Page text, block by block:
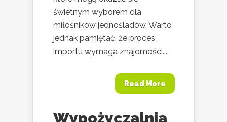
świetnym wyborem dla
miłośników jednośladów. Warto
jednak pamiętać, że proces
importu wymaga znajomości...
Read More
Wypożyczalnia